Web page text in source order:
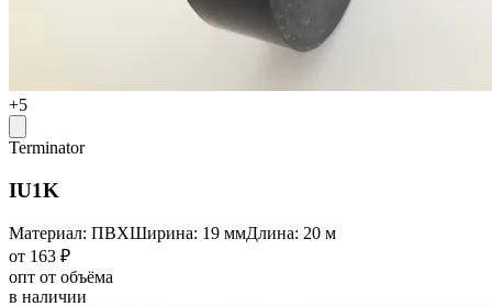
+5
Terminator
IU1K
Материал: ПВХШирина: 19 ммДлина: 20 м
от 163 ₽
опт от объёма
в наличии